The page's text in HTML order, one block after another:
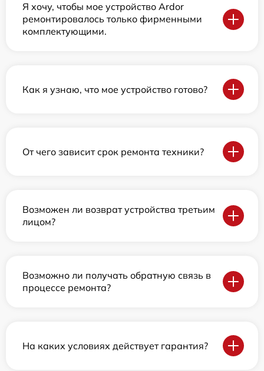
Я хочу, чтобы мое устройство Ardor
ремонтировалось только фирменными
комплектующими.
Как я узнаю, что мое устройство готово?
От чего зависит срок ремонта техники?
Возможен ли возврат устройства третьим
лицом?
Возможно ли получать обратную связь в
процессе ремонта?
На каких условиях действует гарантия?